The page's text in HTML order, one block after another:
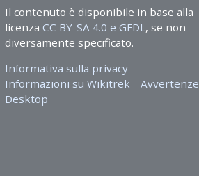
Il contenuto è disponibile in base alla
licenza CC BY-SA 4.0 e GFDL , se non
diversamente specificato.
Informativa sulla privacy
Informazioni su Wikitrek
Avvertenze
Desktop